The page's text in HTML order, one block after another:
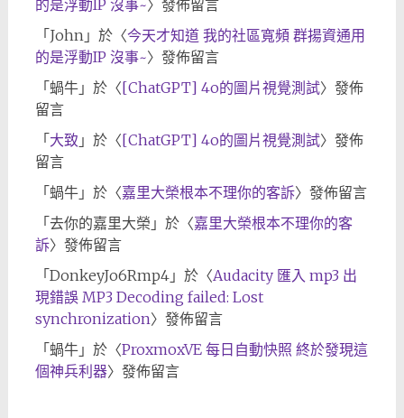
的是浮動IP 沒事~〉發佈留言
「 John」於〈今天才知道 我的社區寬頻 群揚資通用
的是浮動IP 沒事~〉發佈留言
「 蝸牛」於〈[ChatGPT] 4o的圖片視覺測試〉發佈
留言
「 大致 」於〈[ChatGPT] 4o的圖片視覺測試〉發佈
留言
「 蝸牛」於〈嘉里大榮根本不理你的客訴〉發佈留言
「 去你的嘉里大榮 」於〈嘉里大榮根本不理你的客
訴〉發佈留言
「 DonkeyJo6Rmp4」於〈Audacity 匯入 mp3 出
現錯誤 MP3 Decoding failed: Lost
synchronization〉發佈留言
「 蝸牛」於〈ProxmoxVE 每日自動快照 終於發現這
個神兵利器〉發佈留言